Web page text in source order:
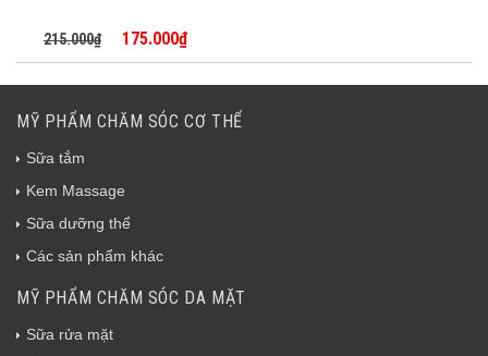
215.000₫ 175.000₫
MỸ PHẨM CHĂM SÓC CƠ THỂ
Sữa tắm
Kem Massage
Sữa dưỡng thể
Các sản phẩm khác
MỸ PHẨM CHĂM SÓC DA MẶT
Sữa rửa mặt